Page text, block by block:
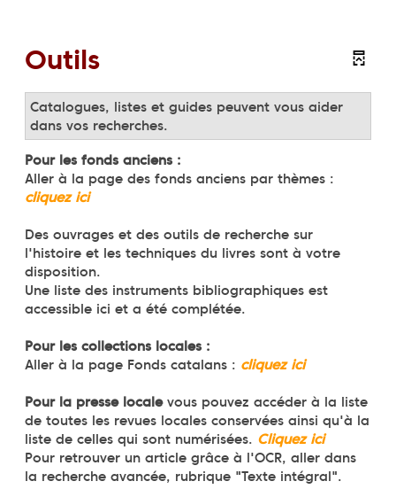
Outils
Catalogues, listes et guides peuvent vous aider
dans vos recherches.
Pour les fonds anciens :
Aller à la page des fonds anciens par thèmes :
cliquez ici
Des ouvrages et des outils de recherche sur
l'histoire et les techniques du livres sont à votre
disposition.
Une liste des instruments bibliographiques est
accessible ici et a été complétée.
Pour les collections locales :
Aller à la page Fonds catalans : cliquez ici
Pour la presse localevous pouvez accéder à la liste
de toutes les revues locales conservées ainsi qu'à la
liste de celles qui sont numérisées. Cliquez ici
Pour retrouver un article grâce à l'OCR, aller dans
la recherche avancée, rubrique "Texte intégral".